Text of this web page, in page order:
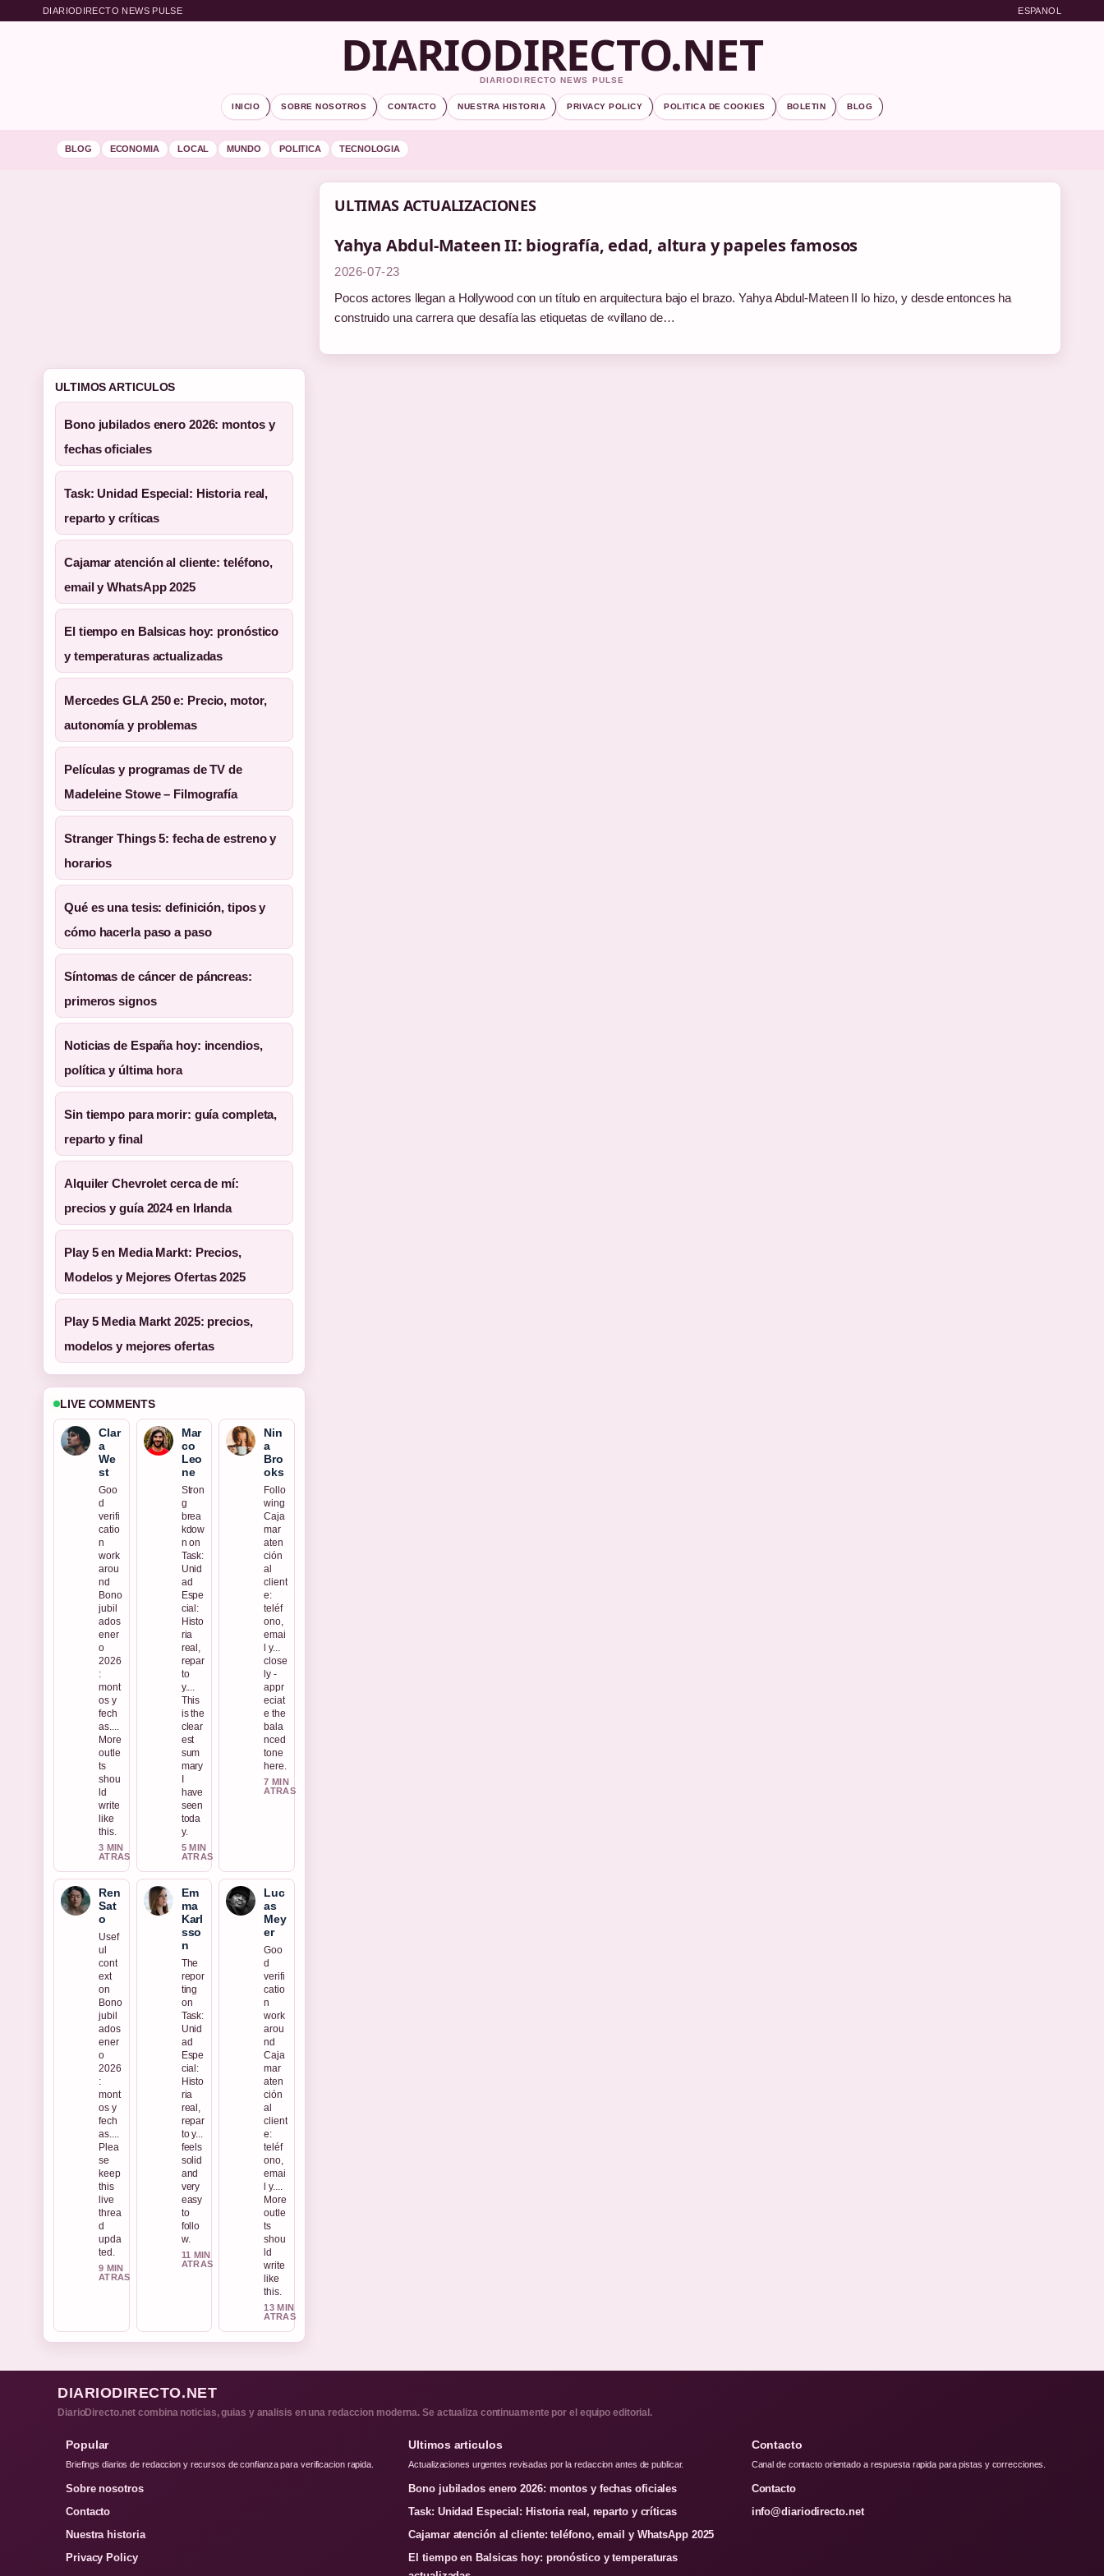
DIARIODIRECTO NEWS PULSE ESPANOL
DIARIODIRECTO.NET
DIARIODIRECTO NEWS PULSE
INICIO SOBRE NOSOTROS CONTACTO NUESTRA HISTORIA PRIVACY POLICY POLITICA DE COOKIES BOLETIN BLOG
BLOG ECONOMIA LOCAL MUNDO POLITICA TECNOLOGIA
ULTIMAS ACTUALIZACIONES
Yahya Abdul-Mateen II: biografía, edad, altura y papeles famosos
2026-07-23
Pocos actores llegan a Hollywood con un título en arquitectura bajo el brazo. Yahya Abdul-Mateen II lo hizo, y desde entonces ha
construido una carrera que desafía las etiquetas de «villano de…
ULTIMOS ARTICULOS
Bono jubilados enero 2026: montos y
fechas oficiales
Task: Unidad Especial: Historia real,
reparto y críticas
Cajamar atención al cliente: teléfono,
email y WhatsApp 2025
El tiempo en Balsicas hoy: pronóstico
y temperaturas actualizadas
Mercedes GLA 250 e: Precio, motor,
autonomía y problemas
Películas y programas de TV de
Madeleine Stowe – Filmografía
Stranger Things 5: fecha de estreno y
horarios
Qué es una tesis: definición, tipos y
cómo hacerla paso a paso
Síntomas de cáncer de páncreas:
primeros signos
Noticias de España hoy: incendios,
política y última hora
Sin tiempo para morir: guía completa,
reparto y final
Alquiler Chevrolet cerca de mí:
precios y guía 2024 en Irlanda
Play 5 en Media Markt: Precios,
Modelos y Mejores Ofertas 2025
Play 5 Media Markt 2025: precios,
modelos y mejores ofertas
LIVE COMMENTS
Clar
a
We
st
Goo
d
verifi
catio
n
work
arou
nd
Bono
jubil
ados
ener
o
2026
:
mont
os y
fech
as....
More
outle
ts
shou
ld
write
like
this.
3 MIN
ATRAS
Mar
co
Leo
ne
Stron
g
brea
kdow
n on
Task:
Unid
ad
Espe
cial:
Histo
ria
real,
repar
to
y....
This
is the
clear
est
sum
mary
have
seen
toda
y.
5 MIN
ATRAS
Nin
a
Bro
oks
Follo
wing
Caja
mar
aten
ción
al
client
e:
teléf
ono,
emai
l y...
close
ly -
appr
eciat
e the
bala
nced
tone
here.
7 MIN
ATRAS
Ren
Sat
o
Usef
ul
cont
ext
on
Bono
jubil
ados
ener
o
2026
:
mont
os y
fech
as....
Plea
se
keep
this
live
threa
d
upda
ted.
9 MIN
ATRAS
Em
ma
Karl
sso
n
The
repor
ting
on
Task:
Unid
ad
Espe
cial:
Histo
ria
real,
repar
to y...
feels
solid
and
very
easy
to
follo
w.
11 MIN
ATRAS
Luc
as
Mey
er
Goo
d
verifi
catio
n
work
arou
nd
Caja
mar
aten
ción
al
client
e:
teléf
ono,
emai
l y....
More
outle
ts
shou
ld
write
like
this.
13 MIN
ATRAS
DIARIODIRECTO.NET
DiarioDirecto.net combina noticias, guias y analisis en una redaccion moderna. Se actualiza continuamente por el equipo editorial.
Popular
Briefings diarios de redaccion y recursos de confianza para verificacion rapida.
Sobre nosotros
Contacto
Nuestra historia
Privacy Policy
Ultimos articulos
Actualizaciones urgentes revisadas por la redaccion antes de publicar.
Bono jubilados enero 2026: montos y fechas oficiales
Task: Unidad Especial: Historia real, reparto y críticas
Cajamar atención al cliente: teléfono, email y WhatsApp 2025
El tiempo en Balsicas hoy: pronóstico y temperaturas
Contacto
Canal de contacto orientado a respuesta rapida para pistas y correcciones.
Contacto
info@diariodirecto.net